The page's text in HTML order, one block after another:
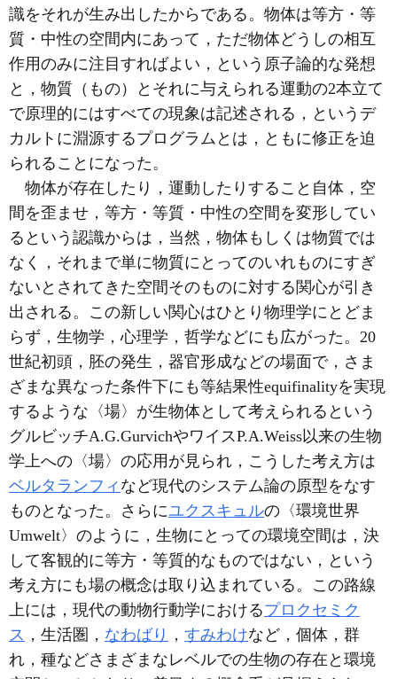
識をそれが生み出したからである。物体は等方・等
質・中性の空間内にあって，ただ物体どうしの相互
作用のみに注目すればよい，という原子論的な発想
と，物質（もの）とそれに与えられる運動の2本立て
で原理的にはすべての現象は記述される，というデ
カルトに淵源するプログラムとは，ともに修正を迫
られることになった。
物体が存在したり，運動したりすること自体，空
間を歪ませ，等方・等質・中性の空間を変形してい
るという認識からは，当然，物体もしくは物質では
なく，それまで単に物質にとってのいれものにすぎ
ないとされてきた空間そのものに対する関心が引き
出される。この新しい関心はひとり物理学にとどま
らず，生物学，心理学，哲学などにも広がった。20
世紀初頭，胚の発生，器官形成などの場面で，さま
ざまな異なった条件下にも等結果性equifinalityを実現
するような〈場〉が生物体として考えられるという
グルビッチA.G.GurvichやワイスP.A.Weiss以来の生物
学上への〈場〉の応用が見られ，こうした考え方は
ベルタランフィ など現代のシステム論の原型をなす
ものとなった。さらにユクスキュルの〈環境世界
Umwelt〉のように，生物にとっての環境空間は，決
して客観的に等方・等質的なものではない，という
考え方にも場の概念は取り込まれている。この路線
上には，現代の動物行動学におけるプロクセミク
ス ，生活圏， なわばり ， すみわけなど，個体，群
れ，種などさまざまなレベルでの生物の存在と環境